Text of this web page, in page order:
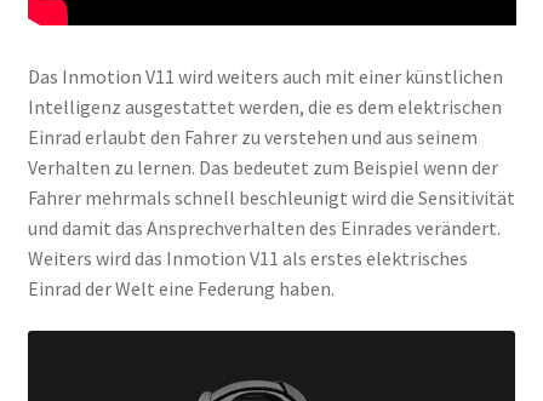
Das Inmotion V11 wird weiters auch mit einer künstlichen
Intelligenz ausgestattet werden, die es dem elektrischen
Einrad erlaubt den Fahrer zu verstehen und aus seinem
Verhalten zu lernen. Das bedeutet zum Beispiel wenn der
Fahrer mehrmals schnell beschleunigt wird die Sensitivität
und damit das Ansprechverhalten des Einrades verändert.
Weiters wird das Inmotion V11 als erstes elektrisches
Einrad der Welt eine Federung haben.